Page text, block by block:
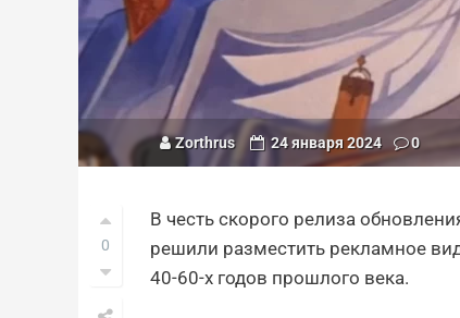
Zorthrus 24 января 2024 0
0
В честь скорого релиза
решили разместить рекламное
40-60-х годов прошлого века.